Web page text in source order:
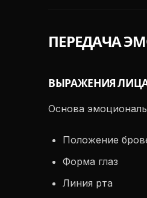
ПЕРЕДАЧА
ВЫРАЖЕНИЯ
Основа
Положение
Форма глаз
Линия рта